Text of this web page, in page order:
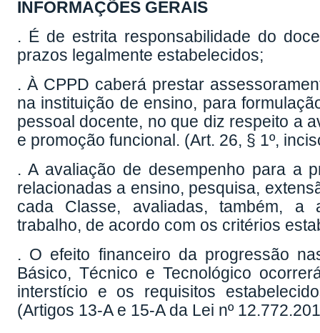
INFORMAÇÕES GERAIS
. É de estrita responsabilidade do
prazos legalmente estabelecidos;
. À CPPD caberá prestar
na instituição de ensino, para
pessoal docente, no que diz respeito a
e promoção funcional. (Art. 26, § 1º,
. A avaliação de desempenho para a
relacionadas a ensino, pesquisa,
cada Classe, avaliadas, também, a
trabalho, de acordo com os critérios
. O efeito financeiro da progressão
Básico, Técnico e Tecnológico
interstício e os requisitos
(Artigos 13-A e 15-A da Lei nº